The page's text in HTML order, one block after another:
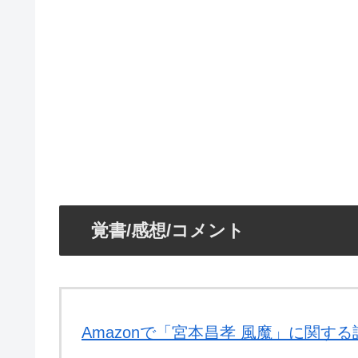
覚書/感想/コメント
Amazonで「宮本昌孝 風魔」に関する